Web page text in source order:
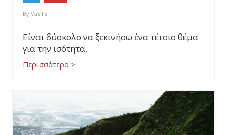
By Vasilis
Είναι δύσκολο να ξεκινήσω ένα τέτοιο θέμα
για την ισότητα,
Περισσότερα >